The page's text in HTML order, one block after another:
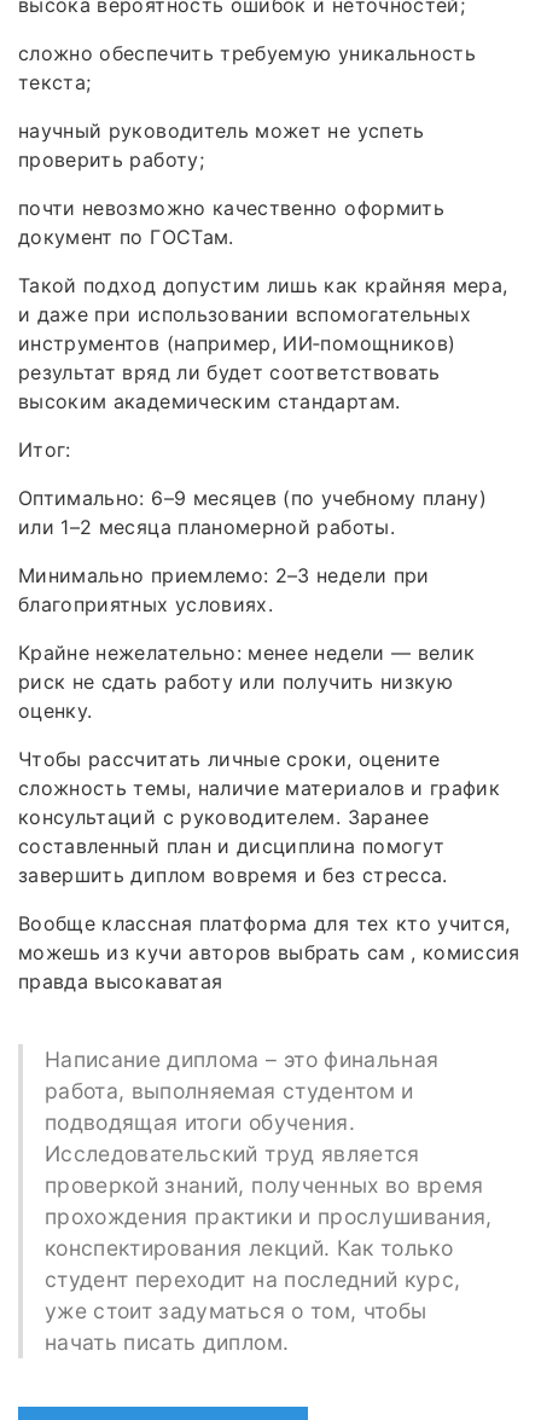
сложно обеспечить требуемую уникальность
текста;
научный руководитель может не успеть
проверить работу;
почти невозможно качественно оформить
документ по ГОСТам.
Такой подход допустим лишь как крайняя мера,
и даже при использовании вспомогательных
инструментов (например, ИИ‑помощников)
результат вряд ли будет соответствовать
высоким академическим стандартам.
Итог:
Оптимально: 6–9 месяцев (по учебному плану)
или 1–2 месяца планомерной работы.
Минимально приемлемо: 2–3 недели при
благоприятных условиях.
Крайне нежелательно: менее недели — велик
риск не сдать работу или получить низкую
оценку.
Чтобы рассчитать личные сроки, оцените
сложность темы, наличие материалов и график
консультаций с руководителем. Заранее
составленный план и дисциплина помогут
завершить диплом вовремя и без стресса.
Вообще классная платформа для тех кто учится,
можешь из кучи авторов выбрать сам , комиссия
правда высокаватая
Написание диплома – это финальная
работа, выполняемая студентом и
подводящая итоги обучения.
Исследовательский труд является
проверкой знаний, полученных во время
прохождения практики и прослушивания,
конспектирования лекций. Как только
студент переходит на последний курс,
уже стоит задуматься о том, чтобы
начать писать диплом.